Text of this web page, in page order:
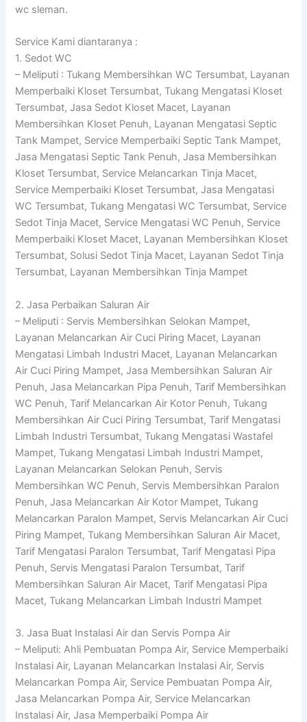
wc sleman.
Service Kami diantaranya :
1. Sedot WC
– Meliputi : Tukang Membersihkan WC Tersumbat, Layanan
Memperbaiki Kloset Tersumbat, Tukang Mengatasi Kloset
Tersumbat, Jasa Sedot Kloset Macet, Layanan
Membersihkan Kloset Penuh, Layanan Mengatasi Septic
Tank Mampet, Service Memperbaiki Septic Tank Mampet,
Jasa Mengatasi Septic Tank Penuh, Jasa Membersihkan
Kloset Tersumbat, Service Melancarkan Tinja Macet,
Service Memperbaiki Kloset Tersumbat, Jasa Mengatasi
WC Tersumbat, Tukang Mengatasi WC Tersumbat, Service
Sedot Tinja Macet, Service Mengatasi WC Penuh, Service
Memperbaiki Kloset Macet, Layanan Membersihkan Kloset
Tersumbat, Solusi Sedot Tinja Macet, Layanan Sedot Tinja
Tersumbat, Layanan Membersihkan Tinja Mampet
2. Jasa Perbaikan Saluran Air
– Meliputi : Servis Membersihkan Selokan Mampet,
Layanan Melancarkan Air Cuci Piring Macet, Layanan
Mengatasi Limbah Industri Macet, Layanan Melancarkan
Air Cuci Piring Mampet, Jasa Membersihkan Saluran Air
Penuh, Jasa Melancarkan Pipa Penuh, Tarif Membersihkan
WC Penuh, Tarif Melancarkan Air Kotor Penuh, Tukang
Membersihkan Air Cuci Piring Tersumbat, Tarif Mengatasi
Limbah Industri Tersumbat, Tukang Mengatasi Wastafel
Mampet, Tukang Mengatasi Limbah Industri Mampet,
Layanan Melancarkan Selokan Penuh, Servis
Membersihkan WC Penuh, Servis Membersihkan Paralon
Penuh, Jasa Melancarkan Air Kotor Mampet, Tukang
Melancarkan Paralon Mampet, Servis Melancarkan Air Cuci
Piring Mampet, Tukang Membersihkan Saluran Air Macet,
Tarif Mengatasi Paralon Tersumbat, Tarif Mengatasi Pipa
Penuh, Servis Mengatasi Paralon Tersumbat, Tarif
Membersihkan Saluran Air Macet, Tarif Mengatasi Pipa
Macet, Tukang Melancarkan Limbah Industri Mampet
3. Jasa Buat Instalasi Air dan Servis Pompa Air
– Meliputi: Ahli Pembuatan Pompa Air, Service Memperbaiki
Instalasi Air, Layanan Melancarkan Instalasi Air, Servis
Melancarkan Pompa Air, Service Pembuatan Pompa Air,
Jasa Melancarkan Pompa Air, Service Melancarkan
Instalasi Air, Jasa Memperbaiki Pompa Air